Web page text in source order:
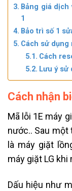
Bảng giá
1
Bảo trì số 1
Cách sử dụng
Cách
Lưu ý sử
Cách nhận
Mã lỗi 1E máy
nước.. Sau một
là máy giặt
máy giặt LG
Dấu hiệu như m